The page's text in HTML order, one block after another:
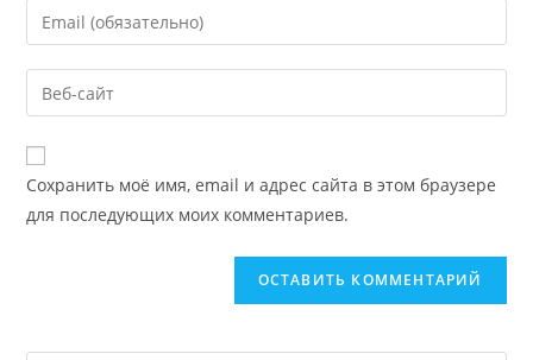
Сохранить моё имя, email и адрес сайта в этом браузере
для последующих моих комментариев.